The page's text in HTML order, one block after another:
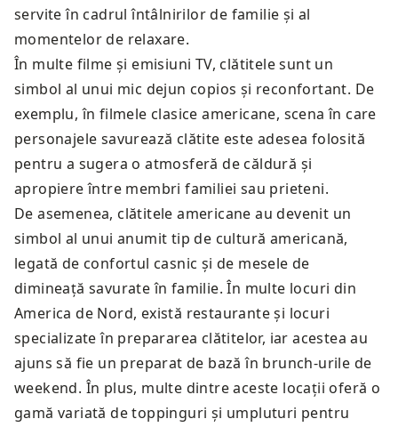
servite în cadrul întâlnirilor de familie și al
momentelor de relaxare.
În multe filme și emisiuni TV, clătitele sunt un
simbol al unui mic dejun copios și reconfortant. De
exemplu, în filmele clasice americane, scena în care
personajele savurează clătite este adesea folosită
pentru a sugera o atmosferă de căldură și
apropiere între membri familiei sau prieteni.
De asemenea, clătitele americane au devenit un
simbol al unui anumit tip de cultură americană,
legată de confortul casnic și de mesele de
dimineață savurate în familie. În multe locuri din
America de Nord, există restaurante și locuri
specializate în prepararea clătitelor, iar acestea au
ajuns să fie un preparat de bază în brunch-urile de
weekend. În plus, multe dintre aceste locații oferă o
gamă variată de toppinguri și umpluturi pentru